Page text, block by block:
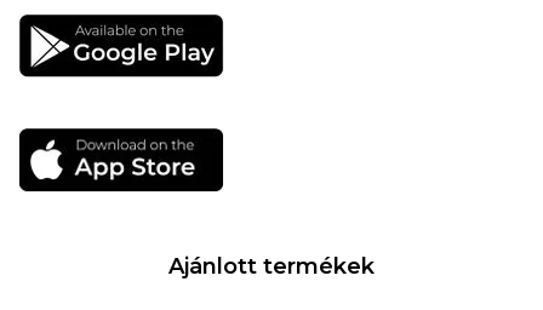
Ajánlott termékek